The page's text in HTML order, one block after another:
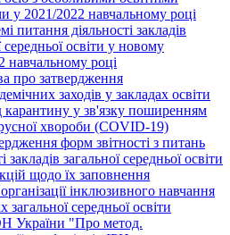
у 2021/2022 навчальному році
питання діяльності закладів
середньої освіти у новому
навчальному році
про затвердження
заходів у закладах освіти
карантину у зв'язку поширенням
хвороби (COVID-19)
форм звітності з питань
закладів загальної середньої освіти
щодо їх заповнення
інклюзивного навчання
загальної середньої освіти
України "Про метод.